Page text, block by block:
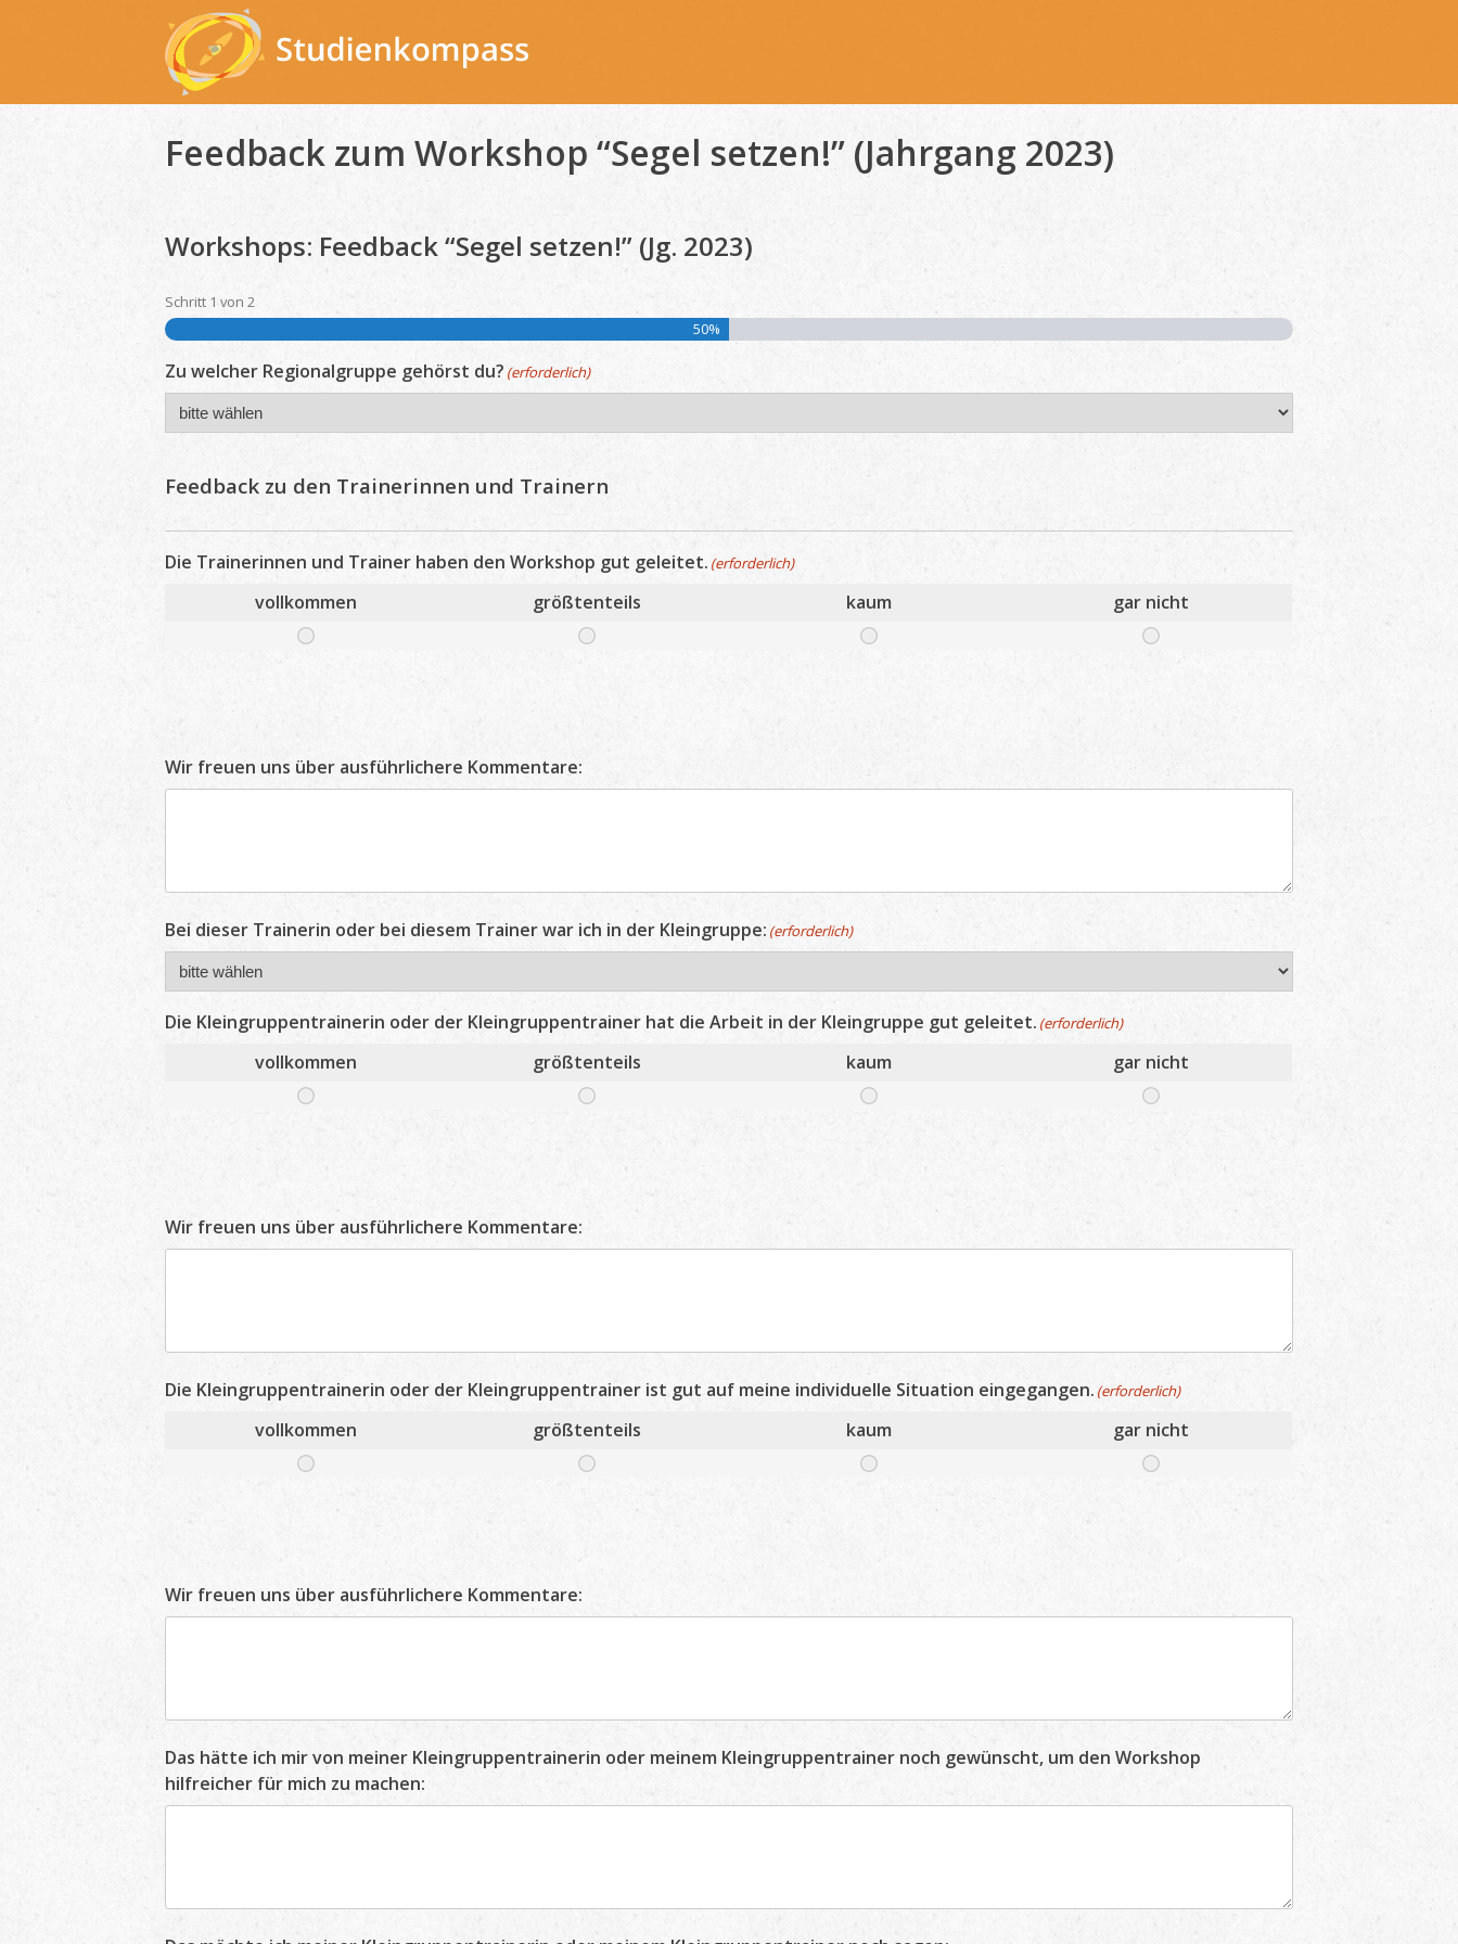
Feedback zum Workshop “Segel setzen!” (Jahrgang 2023)
Workshops: Feedback “Segel setzen!” (Jg. 2023)
Schritt 1 von 2
50%
Zu welcher Regionalgruppe gehörst du? (erforderlich)
Feedback zu den Trainerinnen und Trainern
Die Trainerinnen und Trainer haben den Workshop gut geleitet. (erforderlich)
vollkommen größtenteils kaum gar nicht
Wir freuen uns über ausführlichere Kommentare:
Bei dieser Trainerin oder bei diesem Trainer war ich in der Kleingruppe: (erforderlich)
Die Kleingruppentrainerin oder der Kleingruppentrainer hat die Arbeit in der Kleingruppe gut geleitet. (erforderlich)
vollkommen größtenteils kaum gar nicht
Wir freuen uns über ausführlichere Kommentare:
Die Kleingruppentrainerin oder der Kleingruppentrainer ist gut auf meine individuelle Situation eingegangen. (erforderlich)
vollkommen größtenteils kaum gar nicht
Wir freuen uns über ausführlichere Kommentare:
Das hätte ich mir von meiner Kleingruppentrainerin oder meinem Kleingruppentrainer noch gewünscht, um den Workshop
hilfreicher für mich zu machen: